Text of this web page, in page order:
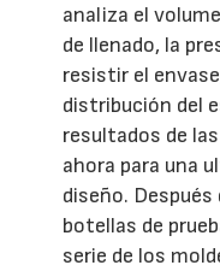
analiza el
de llenado, la
resistir el
distribución del
resultados de
ahora para una
diseño. Después
botellas de
serie de los